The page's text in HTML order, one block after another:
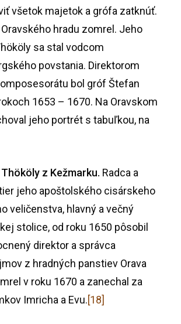
všetok majetok a grófa zatknúť.
hradu zomrel. Jeho
sa stal vodcom
povstania. Direktorom
bol gróf Štefan
1653 – 1670. Na Oravskom
jeho portrét s tabuľkou, na
Thököly z Kežmarku. Radca a
jeho apoštolského cisárskeho
veličenstva, hlavný a večný
stolice, od roku 1650 pôsobil
direktor a správca
z hradných panstiev Orava
v roku 1670 a zanechal za
Imricha a Evu.[18]